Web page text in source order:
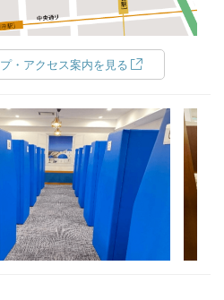
・アクセス案内を見る